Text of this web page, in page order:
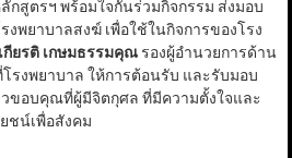
กสูตรฯ พร้อมใจกันร่วมกิจกรรม ส่งมอบ
พยาบาลสงฆ์ เพื่อใช้ในกิจการของโรง
ยรติ เกษมธรรมคุณรองผู้อำนวยการด้าน
รงพยาบาล ให้การต้อนรับ และรับมอบ
ขอบคุณที่ผู้มีจิตกุศล ที่มีความตั้งใจและ
ชน์เพื่อสังคม